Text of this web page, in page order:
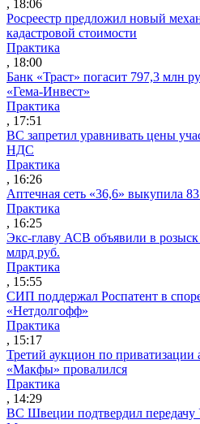
, 18:06
Росреестр предложил новый
кадастровой стоимости
Практика
, 18:00
Банк «Траст» погасит 797,3 млн
«Гема-Инвест»
Практика
, 17:51
ВС запретил уравнивать цены
НДС
Практика
, 16:26
Аптечная сеть «36,6» выкупила
Практика
, 16:25
Экс-главу АСВ объявили в
млрд руб.
Практика
, 15:55
СИП поддержал Роспатент в
«Нетдолгофф»
Практика
, 15:17
Третий аукцион по приватизации
«Макфы» провалился
Практика
, 14:29
ВС Швеции подтвердил передачу